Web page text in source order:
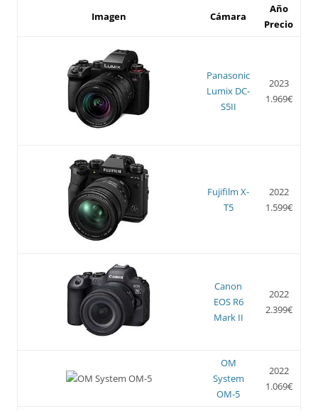
Imagen Cámara
Año
Precio
Panasonic
Lumix DC-
S5II
2023
1.969€
Fujifilm X-
T5
2022
1.599€
Canon
EOS R6
Mark II
2022
2.399€
OM
System
OM-5
2022
1.069€